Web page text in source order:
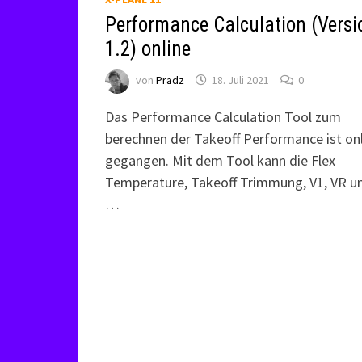
Performance Calculation
1.2) online
von Pradz 18. Juli 2021 0
Das Performance Calculation Tool zum
berechnen der Takeoff Performance ist
gegangen. Mit dem Tool kann die Flex
Temperature, Takeoff Trimmung, V1, VR
…